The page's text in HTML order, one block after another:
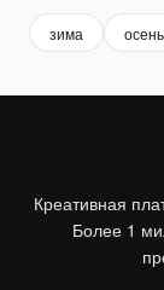
зима осень
Креативная
Более 1